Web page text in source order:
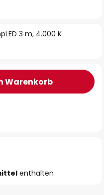
3 m, 4.000 K
Warenkorb
enthalten